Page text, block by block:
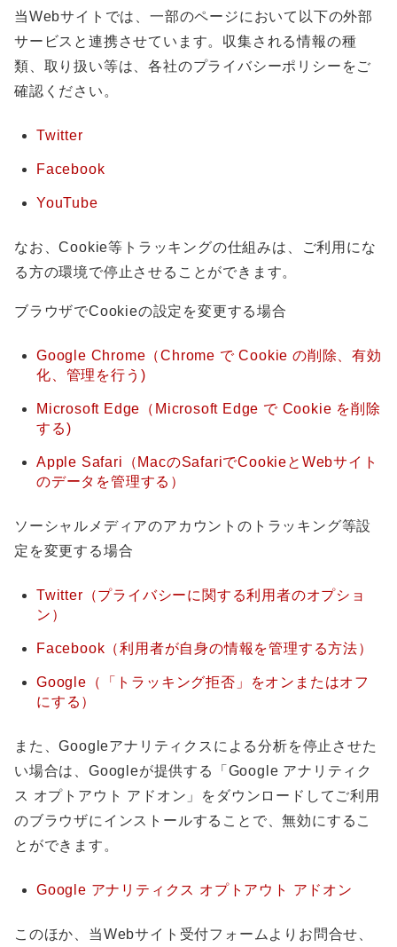
当Webサイトでは、一部のページにおいて以下の外部
サービスと連携させています。収集される情報の種
類、取り扱い等は、各社のプライバシーポリシーをご
確認ください。
Twitter
Facebook
YouTube
なお、Cookie等トラッキングの仕組みは、ご利用にな
る方の環境で停止させることができます。
ブラウザでCookieの設定を変更する場合
Google Chrome（Chrome で Cookie の削除、有効
化、管理を行う)
Microsoft Edge（Microsoft Edge で Cookie を削除
する)
Apple Safari（MacのSafariでCookieとWebサイト
のデータを管理する）
ソーシャルメディアのアカウントのトラッキング等設
定を変更する場合
Twitter（プライバシーに関する利用者のオプショ
ン）
Facebook（利用者が自身の情報を管理する方法）
Google（「トラッキング拒否」をオンまたはオフ
にする）
また、Googleアナリティクスによる分析を停止させた
い場合は、Googleが提供する「Google アナリティク
ス オプトアウト アドオン」をダウンロードしてご利用
のブラウザにインストールすることで、無効にするこ
とができます。
Google アナリティクス オプトアウト アドオン
このほか、当Webサイト受付フォームよりお問合せ、